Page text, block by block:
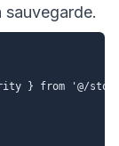
sauvegarde.
} from '@/